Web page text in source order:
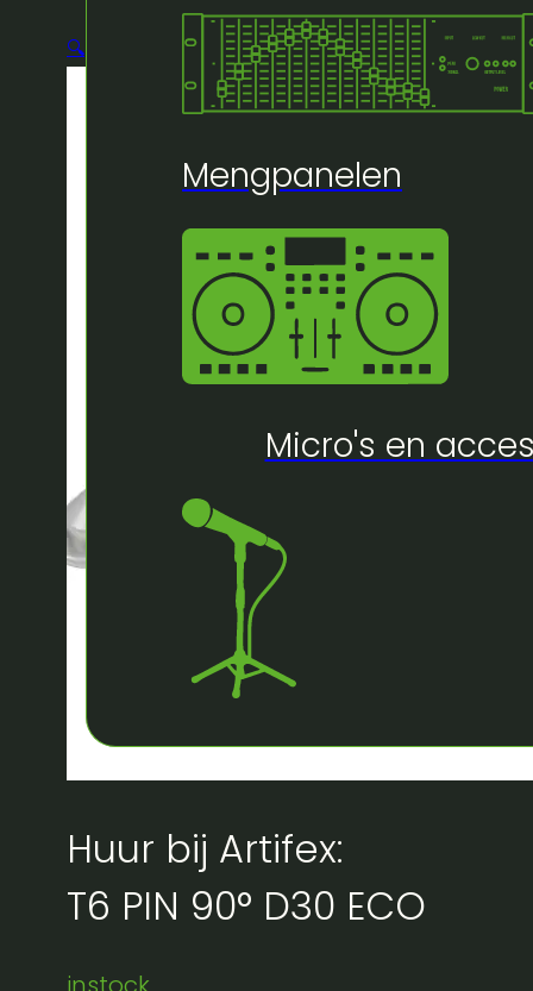
Mengpanelen
Micro's en
🔍
Huur bij Artifex:
T6 PIN 90° D30 ECO